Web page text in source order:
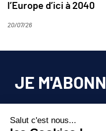
l’Europe d’ici à 2040
20/07/26
JE
Pour bénéficier
les articles publiés